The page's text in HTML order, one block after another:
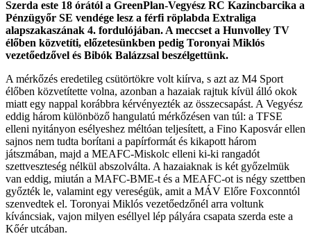
Szerda este 18 órától a GreenPlan-Vegyész RC Kazincbarcika a
Pénzügyőr SE vendége lesz a férfi röplabda Extraliga
alapszakaszának 4. fordulójában. A meccset a Hunvolley TV
élőben közvetíti, előzetesünkben pedig Toronyai Miklós
vezetőedzővel és Bibók Balázzsal beszélgettünk.
A mérkőzés eredetileg csütörtökre volt kiírva, s azt az M4 Sport
élőben közvetítette volna, azonban a hazaiak rajtuk kívül álló okok
miatt egy nappal korábbra kérvényezték az összecsapást. A Vegyész
eddig három különböző hangulatú mérkőzésen van túl: a TFSE
elleni nyitányon esélyeshez méltóan teljesített, a Fino Kaposvár ellen
sajnos nem tudta borítani a papírformát és kikapott három
játszmában, majd a MEAFC-Miskolc elleni ki-ki rangadót
szettveszteség nélkül abszolválta. A hazaiaknak is két győzelmük
van eddig, miután a MAFC-BME-t és a MEAFC-ot is négy szettben
győzték le, valamint egy vereségük, amit a MÁV Előre Foxconntól
szenvedtek el. Toronyai Miklós vezetőedzőnél arra voltunk
kíváncsiak, vajon milyen eséllyel lép pályára csapata szerda este a
Kőér utcában.